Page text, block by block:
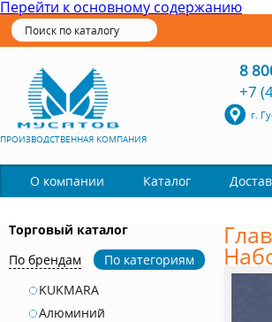
Перейти к основному содержанию
ПРОИЗВОДСТВЕННАЯ КОМПАНИЯ
8
+7
г.
О компании Каталог
Торговый каталог
По брендам
По категориям
KUKMARA
Алюминий